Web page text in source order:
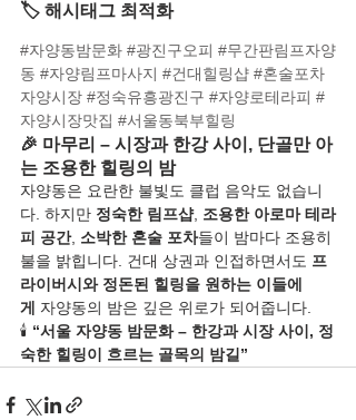
🏷️ 해시태그 최적화
#자양동밤문화 #광진구오피 #무간판림프자양
동 #자양림프마사지 #건대힐링샵 #혼술포차
자양시장 #정숙유흥광진구 #자양로테라피 #
자양시장맛집 #서울동북부힐링
🎉 마무리 – 시장과 한강 사이, 단골만 아
는 조용한 힐링의 밤
자양동은 요란한 불빛도 클럽 음악도 없습니
다. 하지만 정숙한 림프샵, 조용한 아로마 테라
피 공간, 소박한 혼술 포차들이 밤마다 조용히
불을 밝힙니다. 건대 상권과 인접하면서도 프
라이버시와 정돈된 힐링을 원하는 이들에
게 자양동의 밤은 깊은 위로가 되어줍니다.
🕯️ “서울 자양동 밤문화 – 한강과 시장 사이, 정
숙한 힐링이 흐르는 골목의 밤길”